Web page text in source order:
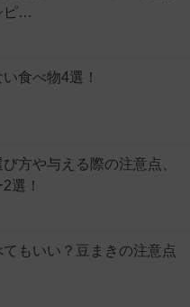
ピ…
食べ物4選！
方や与える際の注意点、
選！
もいい？豆まきの注意点